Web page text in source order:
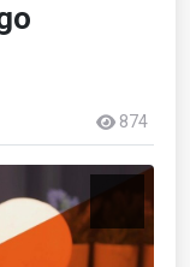
874